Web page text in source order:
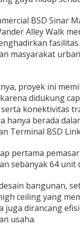
BSD Sinar
Alley Walk
masyarakat
proyek ini
didukung
serta konektivitas
hanya berada
Terminal BSD
pertama
sebanyak 64 unit
bangunan,
ceiling yang
juga dirancang
usaha.